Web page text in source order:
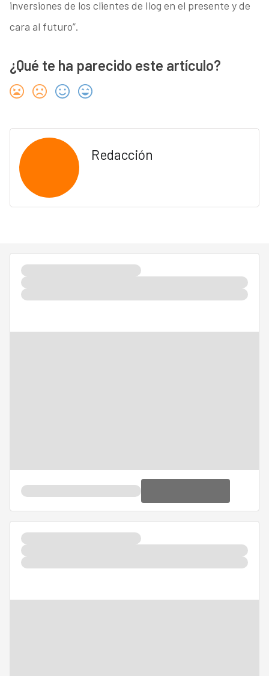
inversiones de los clientes de Ilog en el presente y de
cara al futuro”.
¿Qué te ha parecido este artículo?
Redacción